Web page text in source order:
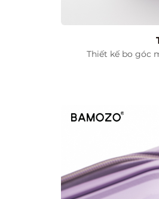
Thiết kế bo góc